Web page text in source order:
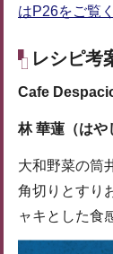
はP26をご覧
レシピ考
Cafe
林 華蓮（はや
大和野菜の筒
角切りとすり
ャキとした食